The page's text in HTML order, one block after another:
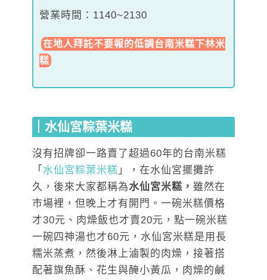
營業時間：1140~2130
在地人拜託不要報的低調台南米糕下林米
糕
｜水仙宮粽葉米糕
沒有招牌卻一路賣了超過60年的台南米糕
「 水仙宮粽葉米糕 」，在水仙宮擺攤許
久，後來大家都稱為水仙宮米糕， 雖然在
市場裡，但晚上才有開門。一碗米糕價格
才30元、肉燥飯也才賣20元，點一碗米糕
一碗四神湯也才60元，水仙宮米糕是用長
糯米蒸煮，然後淋上滷製的肉燥，接著搭
配著旗魚酥、花生與醃小黃瓜，肉燥的鹹